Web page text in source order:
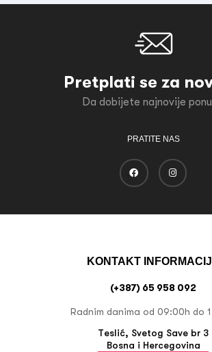
Pretplati se za
Da dobijete najnovije
PRATITE NAS
KONTAKT
(+387) 65 958 092
Radnim danima od 09:00h do
Teslić, Svetog Save br 3
Bosna i Hercegovina